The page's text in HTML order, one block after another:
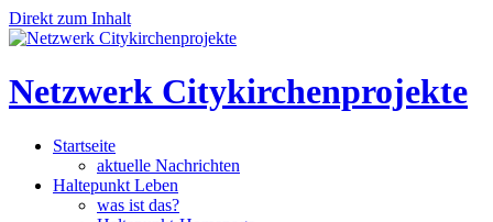
Direkt zum Inhalt
Netzwerk Citykirchenprojekte
Startseite
aktuelle Nachrichten
Haltepunkt Leben
was ist das?